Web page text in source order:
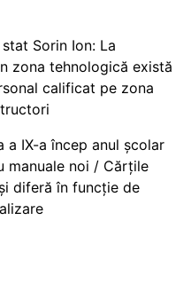
Sorin Ion: La
zona tehnologică există
calificat pe zona
a IX-a încep anul școlar
manuale noi / Cărțile
diferă în funcție de